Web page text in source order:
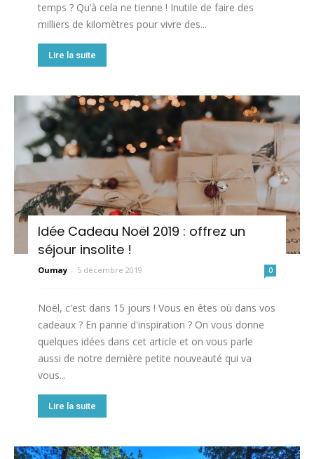
temps ? Qu’à cela ne tienne ! Inutile de faire des
milliers de kilomètres pour vivre des...
Lire la suite
Idée Cadeau Noël 2019 : offrez un
séjour insolite !
Oumay - 5 décembre 2019 0
Noël, c'est dans 15 jours ! Vous en êtes où dans vos
cadeaux ? En panne d'inspiration ? On vous donne
quelques idées dans cet article et on vous parle
aussi de notre dernière petite nouveauté qui va
vous...
Lire la suite